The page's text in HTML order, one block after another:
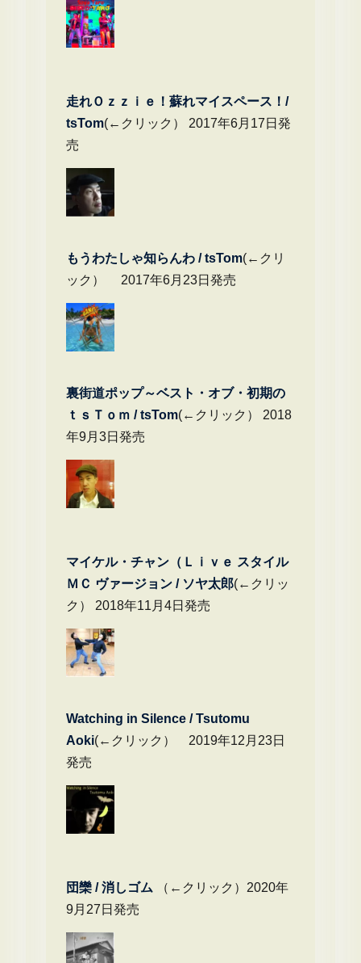
走れＯｚｚｉｅ！蘇れマイスペース！/
tsTom(←クリック） 2017年6月17日発
売
もうわたしゃ知らんわ / tsTom(←クリ
ック） 2017年6月23日発売
裏街道ポップ～ベスト・オブ・初期の
ｔｓＴｏｍ / tsTom(←クリック） 2018
年9月3日発売
マイケル・チャン（Ｌｉｖｅ スタイル
ＭＣ ヴァージョン / ソヤ太郎(←クリッ
ク） 2018年11月4日発売
Watching in Silence / Tsutomu
Aoki(←クリック） 2019年12月23日
発売
団欒 / 消しゴム （←クリック）2020年
9月27日発売